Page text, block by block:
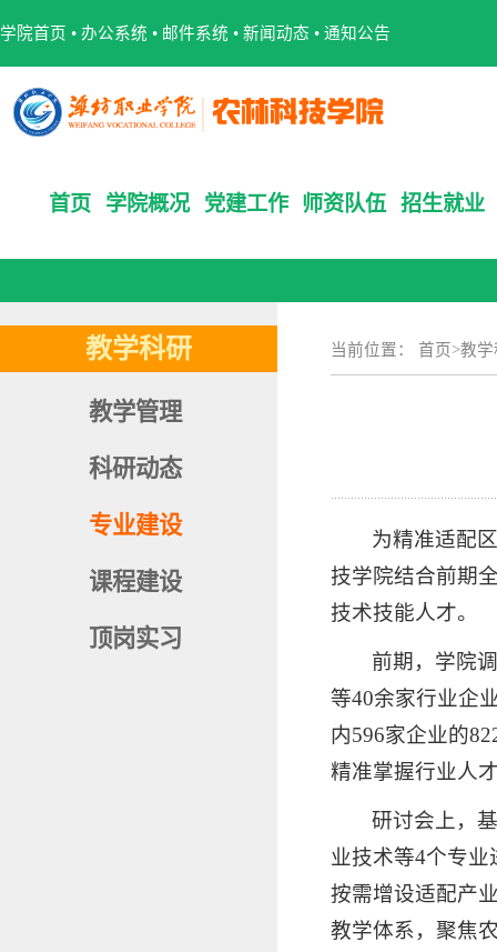
学院首页 • 办公系统 • 邮件系统 • 新闻动态 • 通知公告
首页 学院概况 党建工作 师资队伍 招生就业
教学科研
教学管理
科研动态
专业建设
课程建设
顶岗实习
当前位置： 首页>教学
为精准适配
技学院结合前期
技术技能人才。
前期，学院
等40余家行业企
内596家企业的
精准掌握行业人
研讨会上，
业技术等4个专
按需增设适配产
教学体系，聚焦